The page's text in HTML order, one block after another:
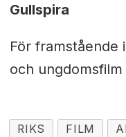
Gullspira
För framstående
och
RIKS FILM